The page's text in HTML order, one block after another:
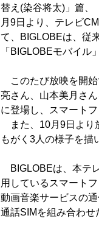
替え(染谷将太)」篇、
月9日より、テレビ
て、BIGLOBEは、従
「BIGLOBEモバイル
このたび放映を開始
亮さん、山本美月さ
に登場し、スマート
また、10月9日より
もがく3人の様子を描
BIGLOBEは、本テ
用しているスマート
動画音楽サービスの
通話SIMを組み合わせ